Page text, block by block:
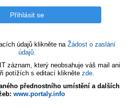
údajů klikněte na Žádost o zaslání
údajů.
záznam, který neobsahuje váš mail ani
potížích s editací klikněte zde.
přednostního umístění a dalších
www.portaly.info